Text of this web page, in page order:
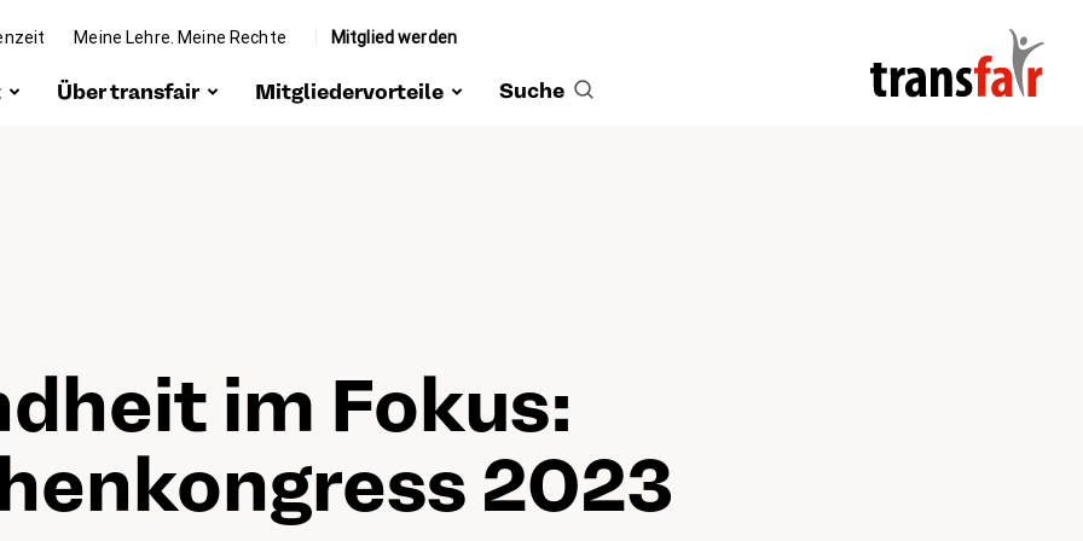
Meine Lehre. Meine Rechte Mitglied werden
Pont
Über transfair Mitgliedervorteile
Interessensvertretung
Community
Suche
im Fokus:
2023